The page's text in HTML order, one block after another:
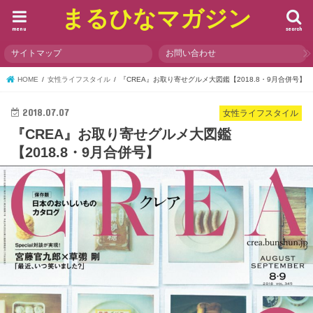
まるひなマガジン search
menu
サイトマップ お問い合わせ
HOME 女性ライフスタイル 『CREA』お取り寄せグルメ大図鑑【2018.8・9月合併号】
女性ライフスタイル
2018.07.07
『CREA』お取り寄せグルメ大図鑑
【2018.8・9月合併号】